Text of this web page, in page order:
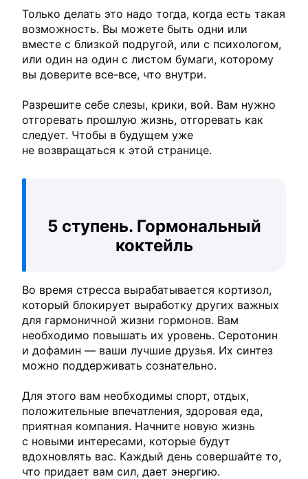
Только делать это надо тогда, когда есть такая
возможность. Вы можете быть одни или
вместе с близкой подругой, или с психологом,
или один на один с листом бумаги, которому
вы доверите все-все, что внутри.
Разрешите себе слезы, крики, вой. Вам нужно
отгоревать прошлую жизнь, отгоревать как
следует. Чтобы в будущем уже
не возвращаться к этой странице.
5 ступень. Гормональный
коктейль
Во время стресса вырабатывается кортизол,
который блокирует выработку других важных
для гармоничной жизни гормонов. Вам
необходимо повышать их уровень. Серотонин
и дофамин — ваши лучшие друзья. Их синтез
можно поддерживать сознательно.
Для этого вам необходимы спорт, отдых,
положительные впечатления, здоровая еда,
приятная компания. Начните новую жизнь
с новыми интересами, которые будут
вдохновлять вас. Каждый день совершайте то,
что придает вам сил, дает энергию.